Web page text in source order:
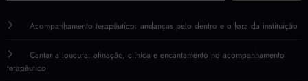
Acompanhamento terapêutico: andanças pelo dentro e o fora da instituição
Cantar a loucura: afinação, clínica e encantamento no acompanhamento
terapêutico